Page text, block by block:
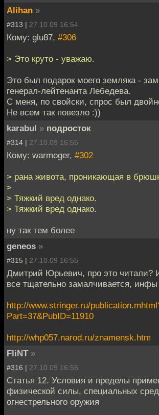
Alihan »
#313 | 27.10.09 16:54
Кому: glu87, #306
> Это круто - уважаю.
Это был подарок моего земляка -
генерал-лейтенанта Лебедева.
С меня, по свойски, спрос был
Не всем так повезло :))
karabul » подросток
#314 | 27.10.09 16:55
Кому: warmoger, #302
> рана живота, проникающая в
>
> Тяжкий вред однако.
> Тяжкий вред однако.
ну так тем более
geneos »
#315 | 27.10.09 16:55
Дмитрий Юрьевич, про это читали?
все тщательно замалчивается,
http://www.stringer.ru/
Part=37&PubID=11910
http://whp057.narod.ru/znamensk.htm
FliNT »
#316 | 27.10.09 16:55
Статья 12. Условия и пределы
физической силы, специальных
огнестрельного оружия